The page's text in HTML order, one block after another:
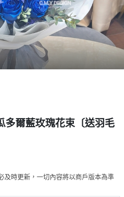
爾藍玫瑰花束〔送羽毛
及時更新，一切內容將以商戶版本為準